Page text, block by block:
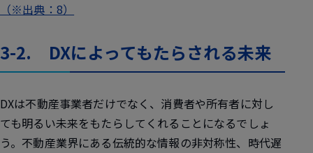
（※出典：8）
3-2. DXによってもたらされる未来
DXは不動産事業者だけでなく、消費者や所有者に対し
ても明るい未来をもたらしてくれることになるでしょ
う。不動産業界にある伝統的な情報の非対称性、時代遅